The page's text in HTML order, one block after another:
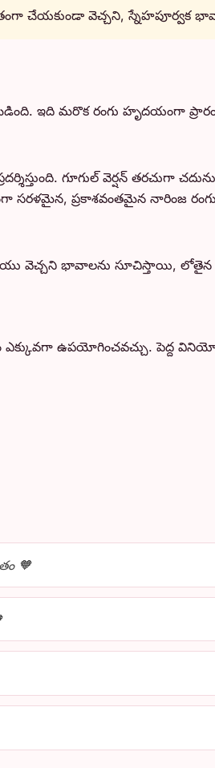
చేయకుండా వెచ్చని, స్నేహపూర్వక
మరొక రంగు హృదయంగా
గూగుల్ వెర్షన్ తరచుగా
సరళమైన, ప్రకాశవంతమైన నారింజ
వెచ్చని భావాలను సూచిస్తాయి, లోతైన
ఉపయోగించవచ్చు. పెద్ద
🧡